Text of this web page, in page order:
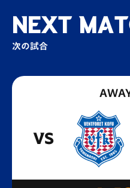
NEXT
次の試合
VS